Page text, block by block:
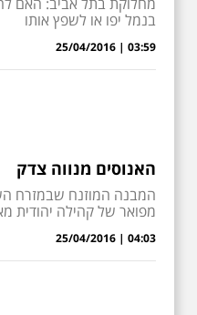
בנמל יפו או לשפץ אותו
03:59 | 25/04/2016
האנוסים מנווה צדק
המבנה המוזנח שבמזרח
מפואר של קהילה יהודית
04:03 | 25/04/2016